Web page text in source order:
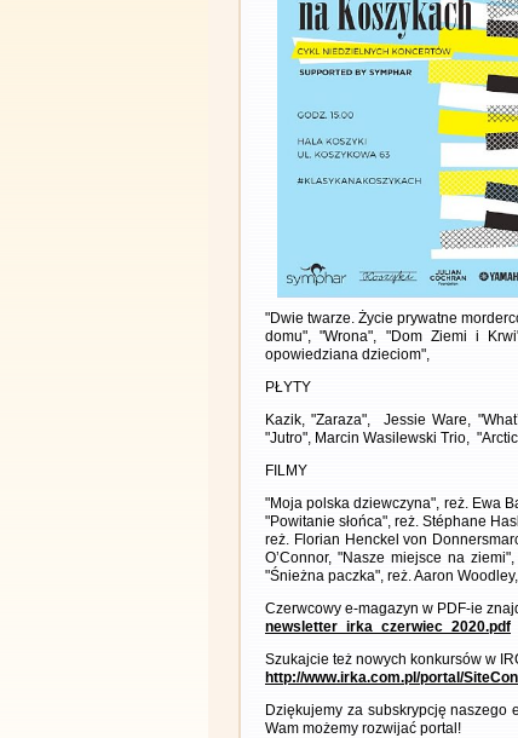
"Dwie twarze. Życie prywatne
domu", "Wrona", "Dom Ziemi i
opowiedziana dzieciom",
PŁYTY
Kazik, "Zaraza", Jessie Ware,
"Jutro", Marcin Wasilewski Trio,
FILMY
"Moja polska dziewczyna", reż. Ewa
"Powitanie słońca", reż. Stéphane
reż. Florian Henckel von
O’Connor, "Nasze miejsce na
"Śnieżna paczka", reż. Aaron
Czerwcowy e-magazyn w PDF-ie
newsletter_irka_czerwiec_2020.pdf
Szukajcie też nowych konkursów w
http://www.irka.com.pl/portal/
Dziękujemy za subskrypcję naszego
Wam możemy rozwijać portal!